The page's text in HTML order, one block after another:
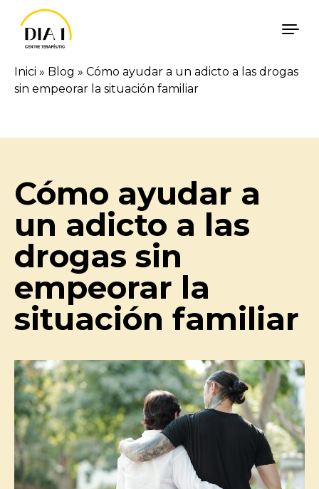
Vés al contingut
Inici » Blog » Cómo ayudar a un adicto a las drogas
sin empeorar la situación familiar
Cómo ayudar a
un adicto a las
drogas sin
empeorar la
situación familiar
Català